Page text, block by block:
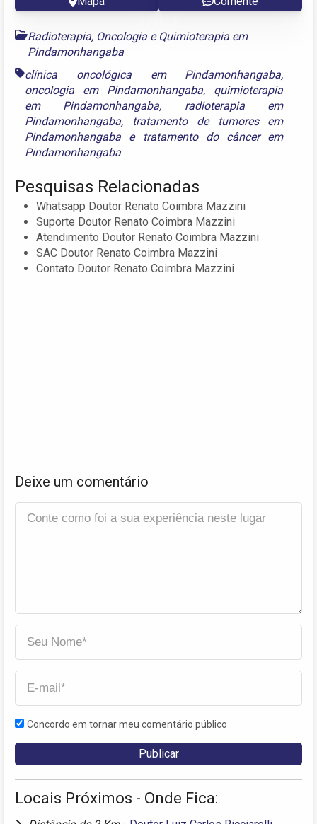
Radioterapia, Oncologia e Quimioterapia em
Pindamonhangaba
clínica oncológica em Pindamonhangaba,
oncologia em Pindamonhangaba, quimioterapia
em Pindamonhangaba, radioterapia em
Pindamonhangaba,
tratamento de tumores em
Pindamonhangaba e
tratamento do câncer em
Pindamonhangaba
Pesquisas Relacionadas
Whatsapp Doutor Renato Coimbra Mazzini
Suporte Doutor Renato Coimbra Mazzini
Atendimento Doutor Renato Coimbra Mazzini
SAC Doutor Renato Coimbra Mazzini
Contato Doutor Renato Coimbra Mazzini
Deixe um comentário
Concordo em tornar meu comentário público
Locais Próximos - Onde Fica: